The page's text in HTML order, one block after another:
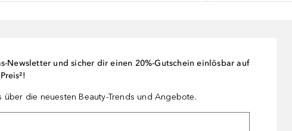
Newsletter und sicher dir einen 20%-Gutschein einlösbar auf
die neuesten Beauty-Trends und Angebote.